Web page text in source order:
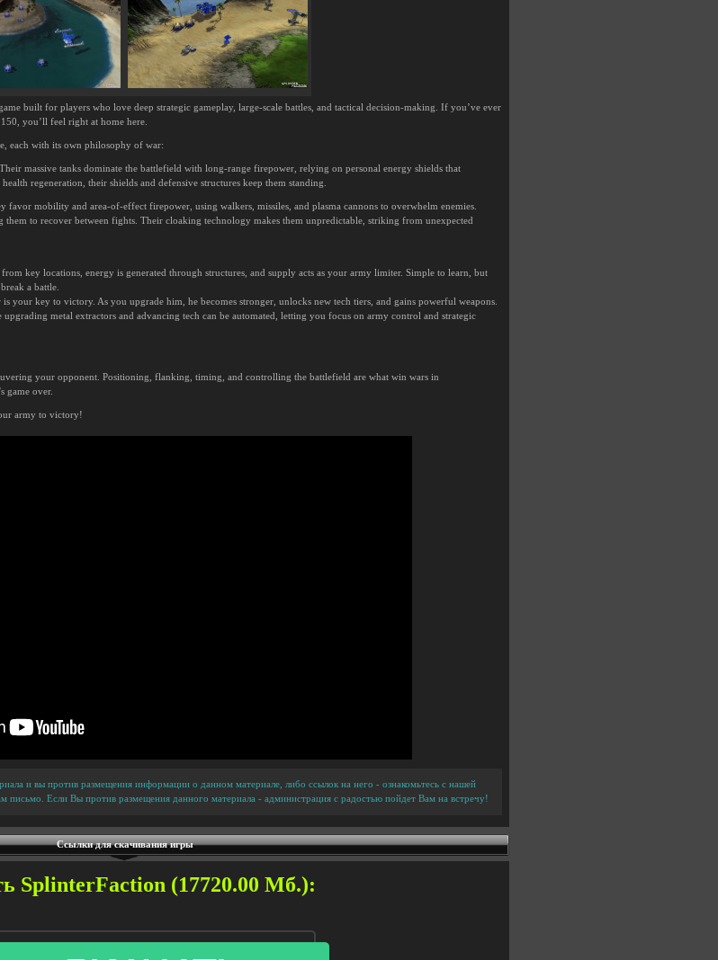
built for players who love deep strategic gameplay, large-scale battles, and tactical decision-making. If you’ve ever
you’ll feel right at home here.
each with its own philosophy of war:
massive tanks dominate the battlefield with long-range firepower, relying on personal energy shields that
regeneration, their shields and defensive structures keep them standing.
favor mobility and area-of-effect firepower, using walkers, missiles, and plasma cannons to overwhelm enemies.
to recover between fights. Their cloaking technology makes them unpredictable, striking from unexpected
key locations, energy is generated through structures, and supply acts as your army limiter. Simple to learn, but
a battle.
your key to victory. As you upgrade him, he becomes stronger, unlocks new tech tiers, and gains powerful weapons.
upgrading metal extractors and advancing tech can be automated, letting you focus on army control and strategic
your opponent. Positioning, flanking, timing, and controlling the battlefield are what win wars in
game over.
army to victory!
и вы против размещения информации о данном материале, либо ссылок на него - ознакомьтесь с нашей
письмо. Если Вы против размещения данного материала - администрация с радостью пойдет Вам на встречу!
Ссылки для скачивания игры
SplinterFaction (17720.00 Мб.):